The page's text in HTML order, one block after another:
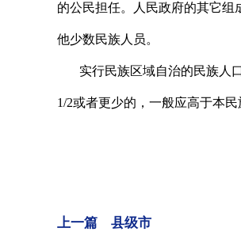
的公民担任。人民政府的其它
他少数民族人员。
实行民族区域自治的民族人口
1/2或者更少的，一般应高于本民
上一篇 县级市